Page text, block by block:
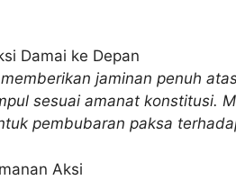
Damai ke Depan
jaminan penuh
sesuai amanat konstitusi.
pembubaran paksa
Aksi